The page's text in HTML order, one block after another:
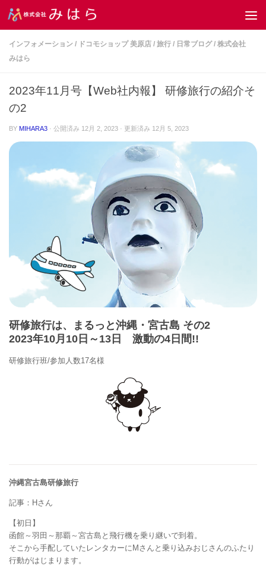
コンテンツへスキップ
インフォメーション / ドコモショップ 美原店 / 旅行 / 日常ブログ / 株式会社
みはら
2023年11月号【Web社内報】 研修旅行の紹介そ
の2
BY MIHARA3 · 公開済み 12月 2, 2023 · 更新済み 12月 5, 2023
研修旅行は、まるっと沖縄・宮古島 その2
2023年10月10日～13日 激動の4日間!!
研修旅行班/参加人数17名様
沖縄宮古島研修旅行
記事：Hさん
【初日】
函館～羽田～那覇～宮古島と飛行機を乗り継いで到着。
そこから手配していたレンタカーにMさんと乗り込みおじさんのふたり
行動がはじまります。